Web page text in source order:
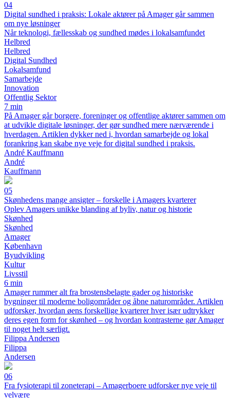
04
Digital sundhed i praksis: Lokale aktører på Amager går sammen
om nye løsninger
Når teknologi, fællesskab og sundhed mødes i lokalsamfundet
Helbred
Helbred
Digital Sundhed
Lokalsamfund
Samarbejde
Innovation
Offentlig Sektor
7 min
På Amager går borgere, foreninger og offentlige aktører sammen om
at udvikle digitale løsninger, der gør sundhed mere nærværende i
hverdagen. Artiklen dykker ned i, hvordan samarbejde og lokal
forankring kan skabe nye veje for digital sundhed i praksis.
André Kauffmann
André
Kauffmann
05
Skønhedens mange ansigter – forskelle i Amagers kvarterer
Oplev Amagers unikke blanding af byliv, natur og historie
Skønhed
Skønhed
Amager
København
Byudvikling
Kultur
Livsstil
6 min
Amager rummer alt fra brostensbelagte gader og historiske
bygninger til moderne boligområder og åbne naturområder. Artiklen
udforsker, hvordan øens forskellige kvarterer hver især udtrykker
deres egen form for skønhed – og hvordan kontrasterne gør Amager
til noget helt særligt.
Filippa Andersen
Filippa
Andersen
06
Fra fysioterapi til zoneterapi – Amagerboere udforsker nye veje til
velvære